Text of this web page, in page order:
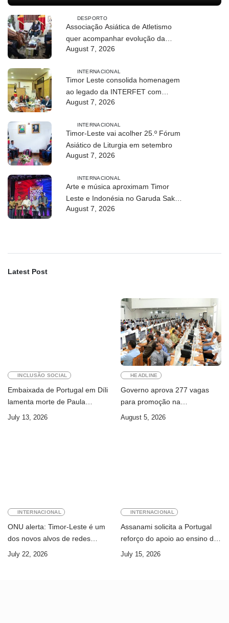
DESPORTO
Associação Asiática de Atletismo
quer acompanhar evolução da
modalidade em Timor Leste
August 7, 2026
INTERNACIONAL
Timor Leste consolida homenagem
ao legado da INTERFET com
avanço de memorial
August 7, 2026
INTERNACIONAL
Timor-Leste vai acolher 25.º Fórum
Asiático de Liturgia em setembro
August 7, 2026
INTERNACIONAL
Arte e música aproximam Timor
Leste e Indonésia no Garuda Sakti
Crossborder Fest 2026
August 7, 2026
Latest Post
INCLUSÃO SOCIAL
Embaixada de Portugal em Díli
lamenta morte de Paula
Ferreira Pinto
July 13, 2026
HEADLINE
Governo aprova 277 vagas
para promoção na
Administração Pública
August 5, 2026
INTERNACIONAL
ONU alerta: Timor-Leste é um
dos novos alvos de redes
internacionais de cibercrime
July 22, 2026
INTERNACIONAL
Assanami solicita a Portugal
reforço do apoio ao ensino da
língua portuguesa e ao ensino
July 15, 2026